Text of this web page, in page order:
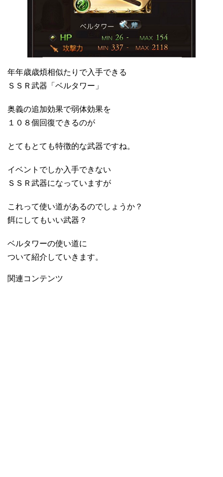
年年歳歳煩相似たりで入手できる
ＳＳＲ武器「ベルタワー」
奥義の追加効果で弱体効果を
１０８個回復できるのが
とてもとても特徴的な武器ですね。
イベントでしか入手できない
ＳＳＲ武器になっていますが
これって使い道があるのでしょうか？
餌にしてもいい武器？
ベルタワーの使い道に
ついて紹介していきます。
関連コンテンツ